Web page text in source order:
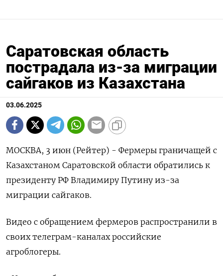
Саратовская область
пострадала из-за миграции
сайгаков из Казахстана
03.06.2025
МОСКВА, 3 июн (Рейтер) - Фермеры граничащей с
Казахстаном Саратовской области обратились к
президенту РФ Владимиру Путину из-за
миграции сайгаков.
Видео с обращением фермеров распространили в
своих телеграм-каналах российские
агроблогеры.